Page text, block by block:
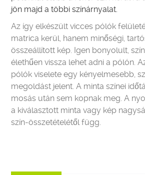
jön majd a többi színárnyalat.
Az így elkészült vicces pólók
matrica kerül, hanem minőségi,
összeállított kép. Igen bonyolult,
élethűen vissza lehet adni a pólón.
pólók viselete egy kényelmesebb,
megoldást jelent. A minta színei
mosás után sem kopnak meg. A
a kiválasztott minta vagy kép
szín-összetételétől függ.